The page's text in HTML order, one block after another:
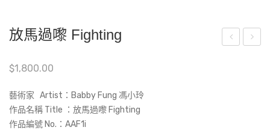
放馬過嚟 Fighting
$1,800.00
藝術家 Artist：Babby Fung 馮小玲
作品名稱 Title ：放馬過嚟 Fighting
作品編號 No.：AAF1i